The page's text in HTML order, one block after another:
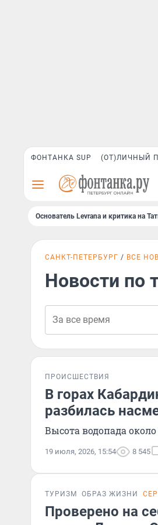
ФОНТАНКА SUP (ОТ)ЛИЧНЫЙ
Основатель Levrana и критика на
САНКТ-ПЕТЕРБУРГ ВСЕ
Новости по
ПРОИСШЕСТВИЯ
В горах
разбилась
Высота водопада
19 июля, 2026, 15:54 8 545
ТУРИЗМ ОБРАЗ ЖИЗНИ
Проверено на